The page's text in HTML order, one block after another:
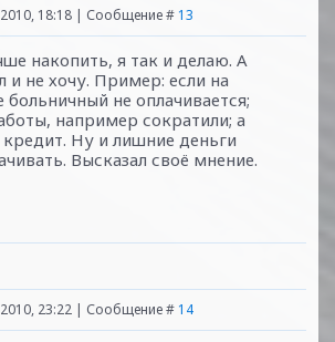
18:18 | Сообщение # 13
накопить, я так и делаю. А
и не хочу. Пример: если на
не оплачивается;
например сократили; а
кредит. Ну и лишние деньги
Высказал своё мнение.
23:22 | Сообщение # 14